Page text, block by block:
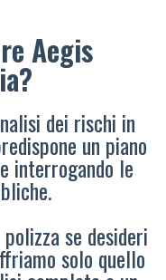
Aegis
dei rischi in
un piano
interrogando le
se desideri
solo quello